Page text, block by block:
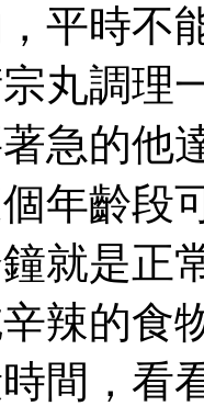
平時不
丸調理
急的他
年齡段
就是正
辣的食
間，看